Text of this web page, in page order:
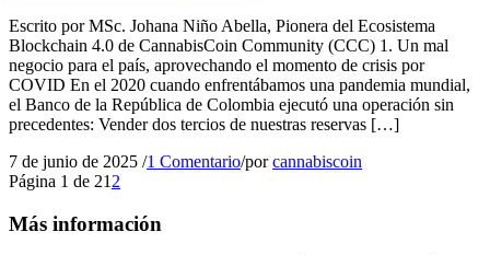
Escrito por MSc. Johana Niño Abella, Pionera del Ecosistema
Blockchain 4.0 de CannabisCoin Community (CCC) 1. Un mal
negocio para el país, aprovechando el momento de crisis por
COVID En el 2020 cuando enfrentábamos una pandemia mundial,
el Banco de la República de Colombia ejecutó una operación sin
precedentes: Vender dos tercios de nuestras reservas […]
7 de junio de 2025 /1 Comentario/porcannabiscoin
Página 1 de 21 2
Más información